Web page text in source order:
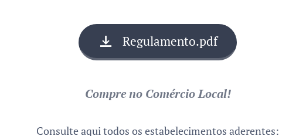
Regulamento.pdf
Compre no Comércio Local!
Consulte aqui todos os estabelecimentos aderentes: